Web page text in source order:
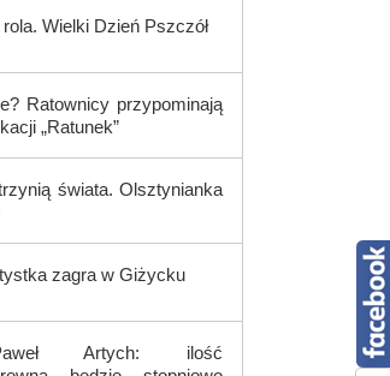
Wielki Dzień Pszczół
Ratownicy przypominają
„Ratunek”
świata. Olsztynianka
zagra w Giżycku
Artych: ilość